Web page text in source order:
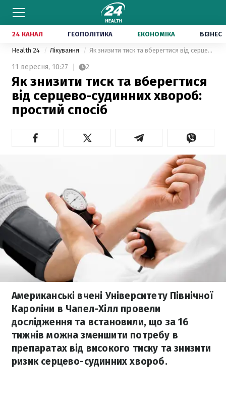
24 КАНАЛ ГЕОПОЛІТИКА ЕКОНОМІКА БІЗНЕС
Health 24 Лікування Як знизити тиск та вберегтися від серцево-судинних хвороб: простий спосіб
11 вересня, 10:27 2
Як знизити тиск та вберегтися
від серцево-судинних хвороб:
простий спосіб
Американські вчені Університету Північної
Кароліни в Чапел-Хілл провели
дослідження та встановили, що за 16
тижнів можна зменшити потребу в
препаратах від високого тиску та знизити
ризик серцево-судинних хвороб.